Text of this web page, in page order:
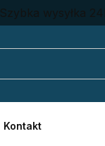
Szybka wysyłka
Kontakt